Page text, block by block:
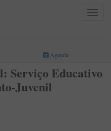
Toggle
Agenda
Serviço Educativo
Juvenil